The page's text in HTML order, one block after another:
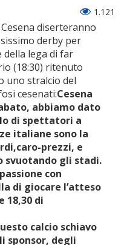
1.121
diserteranno
derby per
lega di far
(18:30) ritenuto
uno stralcio del
cesenati:Cesena
abbiamo dato
di spettatori a
italiane sono la
prezzi, e
gli stadi.
con
di giocare l’atteso
18,30 di
calcio schiavo
sponsor, degli